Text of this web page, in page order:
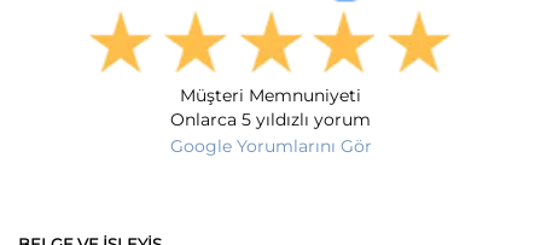
Müşteri Memnuniyeti
Onlarca 5 yıldızlı yorum
Google Yorumlarını Gör